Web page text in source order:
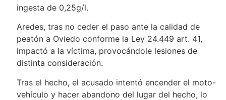
ingesta de 0,25g/l.
Aredes, tras no ceder el paso ante la calidad de
peatón a Oviedo conforme la Ley 24.449 art. 41,
impactó a la víctima, provocándole lesiones de
distinta consideración.
Tras el hecho, el acusado intentó encender el moto-
vehículo y hacer abandono del lugar del hecho, lo